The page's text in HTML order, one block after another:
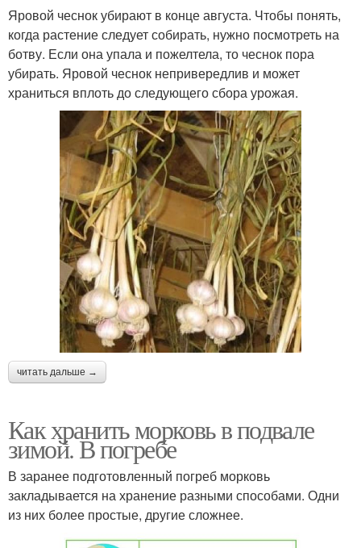
Яровой чеснок убирают в конце августа. Чтобы понять,
когда растение следует собирать, нужно посмотреть на
ботву. Если она упала и пожелтела, то чеснок пора
убирать. Яровой чеснок непривередлив и может
храниться вплоть до следующего сбора урожая.
читать дальше →
Как хранить морковь в подвале
зимой. В погребе
В заранее подготовленный погреб морковь
закладывается на хранение разными способами. Одни
из них более простые, другие сложнее.